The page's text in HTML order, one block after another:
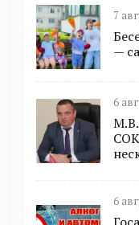
7
—
6
М.В.
6